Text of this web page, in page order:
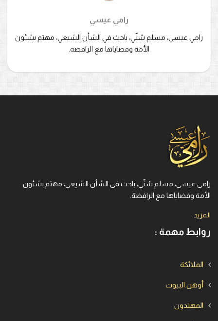
رامي عيسي
رامي عيسى، مسلم سُنّي، باحث في الشأن الشيعي، مهتم بشئون
الأمة وقضاياها مع الرافضة.
رامي عيسى، مسلم سُنّي، باحث في الشأن الشيعي، مهتم بشئون
الأمة وقضاياها مع الرافضة.
المزيد
روابط مهمة :
الملائكة
أوهن البيوت
المهتدون